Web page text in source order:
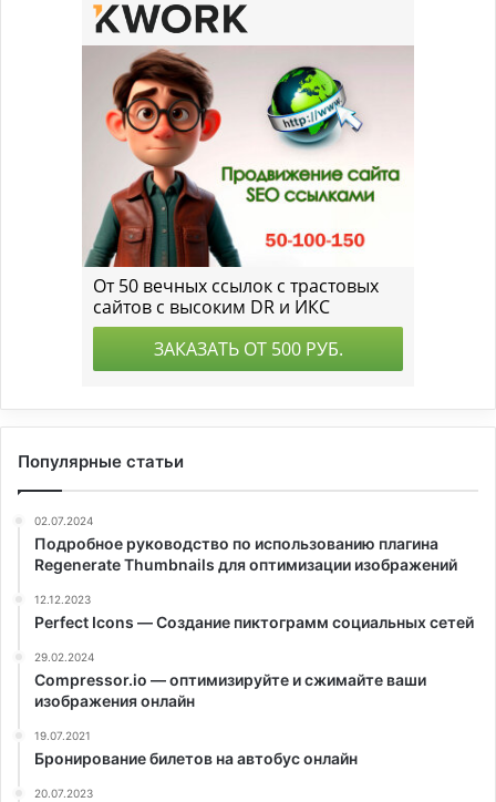
Популярные статьи
02.07.2024
Подробное руководство по использованию плагина
Regenerate Thumbnails для оптимизации изображений
12.12.2023
Perfect Icons — Создание пиктограмм социальных сетей
29.02.2024
Compressor.io — оптимизируйте и сжимайте ваши
изображения онлайн
19.07.2021
Бронирование билетов на автобус онлайн
20.07.2023